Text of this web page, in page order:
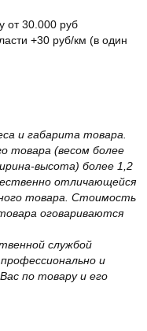
от 30.000 руб
+30 руб/км (в один
и габарита товара.
товара (весом более
высота) более 1,2
отличающейся
товара. Стоимость
оговариваются
службой
и
по товару и его